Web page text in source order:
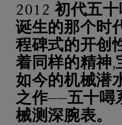
2012 初代五
诞生的那个时
程碑式的开创
着同样的精神,
如今的机械潜
之作——五十噚
械测深腕表。